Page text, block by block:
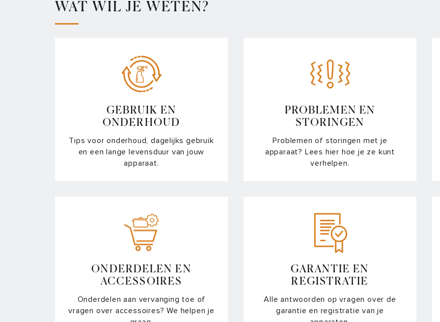
WAT WIL JE WETEN?
GEBRUIK EN
ONDERHOUD
Tips voor onderhoud, dagelijks gebruik
en een lange levensduur van jouw
apparaat.
PROBLEMEN EN
STORINGEN
Problemen of storingen met je
apparaat? Lees hier hoe je ze kunt
verhelpen.
ONDERDELEN EN
ACCESSOIRES
Onderdelen aan vervanging toe of
vragen over accessoires? We helpen je
GARANTIE EN
REGISTRATIE
Alle antwoorden op vragen over de
garantie en registratie van je